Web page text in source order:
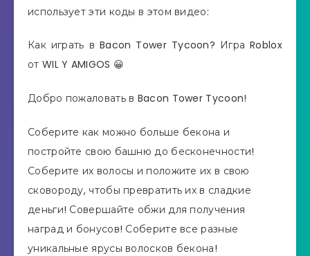
использует эти коды в этом видео:
Как играть в Bacon Tower Tycoon? Игра Roblox
от WIL Y AMIGOS 😀
Добро пожаловать в Bacon Tower Tycoon!
Соберите как можно больше бекона и
постройте свою башню до бесконечности!
Соберите их волосы и положите их в свою
сковороду, чтобы превратить их в сладкие
деньги! Совершайте обжи для получения
наград и бонусов! Соберите все разные
уникальные ярусы волосков бекона!